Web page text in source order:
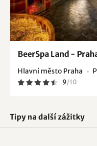
BeerSpa Land -
Hlavní město Praha
9/10
Tipy na další zážitky